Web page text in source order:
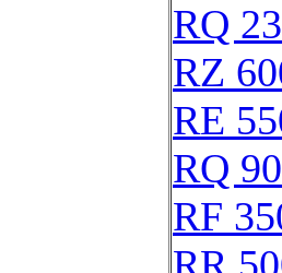
RQ
RZ
RE
RQ
RF